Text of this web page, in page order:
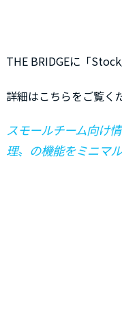
THE BRIDGEに「
詳細はこちらをご覧く
スモールチーム向け
理〟の機能をミニマ